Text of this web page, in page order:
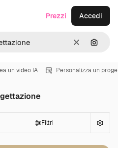
CancellaCerca
Prezzi Accedi
un video IA Personalizza un
Filtri